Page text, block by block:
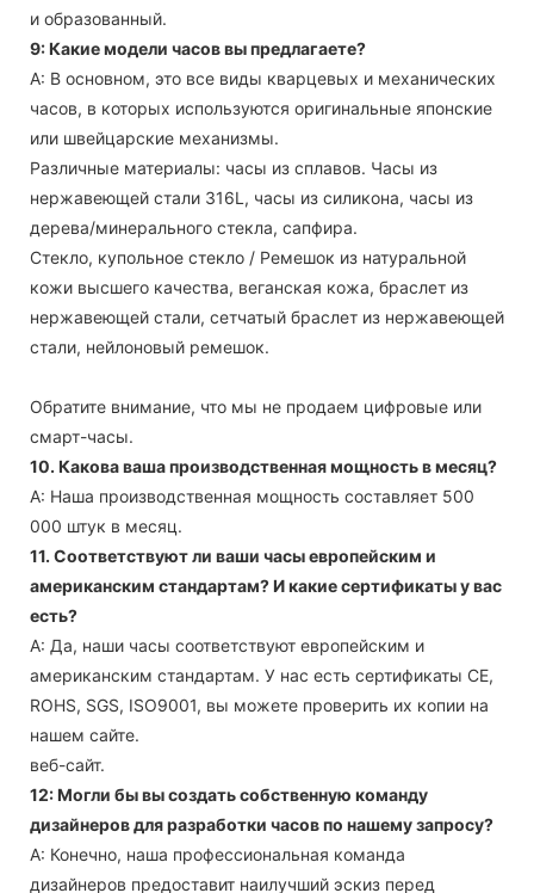
и образованный.
9: Какие модели часов вы предлагаете?
А: В основном, это все виды кварцевых и механических
часов, в которых используются оригинальные японские
или швейцарские механизмы.
Различные материалы: часы из сплавов. Часы из
нержавеющей стали 316L, часы из силикона, часы из
дерева/минерального стекла, сапфира.
Стекло, купольное стекло / Ремешок из натуральной
кожи высшего качества, веганская кожа, браслет из
нержавеющей стали, сетчатый браслет из нержавеющей
стали, нейлоновый ремешок.
Обратите внимание, что мы не продаем цифровые или
смарт-часы.
10. Какова ваша производственная мощность в месяц?
А: Наша производственная мощность составляет 500
000 штук в месяц.
11. Соответствуют ли ваши часы европейским и
американским стандартам? И какие сертификаты у вас
есть?
А: Да, наши часы соответствуют европейским и
американским стандартам. У нас есть сертификаты CE,
ROHS, SGS, ISO9001, вы можете проверить их копии на
нашем сайте.
веб-сайт.
12: Могли бы вы создать собственную команду
дизайнеров для разработки часов по нашему запросу?
А: Конечно, наша профессиональная команда
дизайнеров предоставит наилучший эскиз перед